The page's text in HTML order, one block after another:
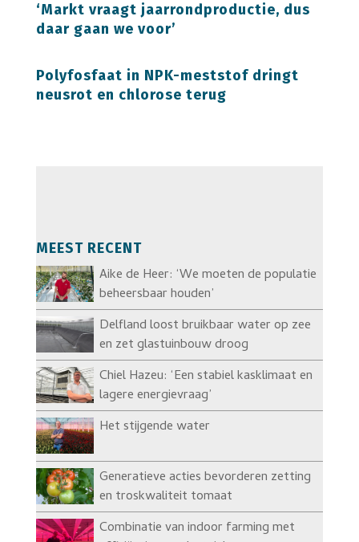
‘Markt vraagt jaarrondproductie, dus
daar gaan we voor’
Polyfosfaat in NPK-meststof dringt
neusrot en chlorose terug
MEEST RECENT
Aike de Heer: ‘We moeten de populatie
beheersbaar houden’
Delfland loost bruikbaar water op zee
en zet glastuinbouw droog
Chiel Hazeu: ‘Een stabiel kasklimaat en
lagere energievraag’
Het stijgende water
Generatieve acties bevorderen zetting
en troskwaliteit tomaat
Combinatie van indoor farming met